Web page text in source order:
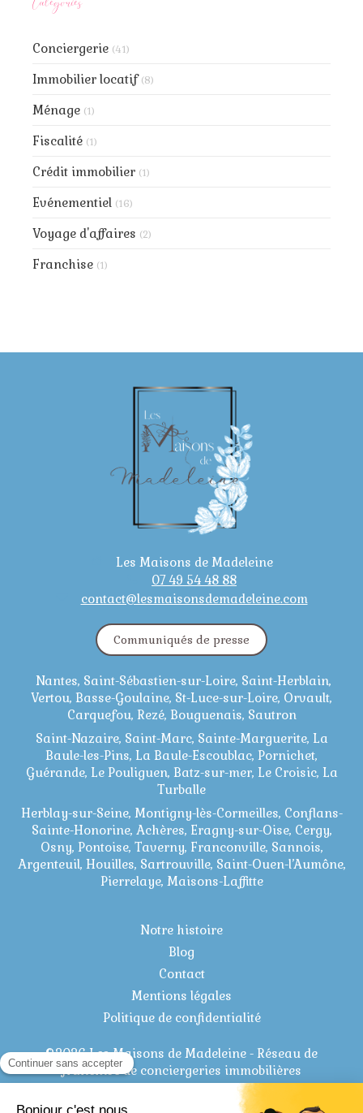
Conciergerie (41)
Immobilier locatif (8)
Ménage (1)
Fiscalité (1)
Crédit immobilier (1)
Evénementiel (16)
Voyage d'affaires (2)
Franchise (1)
Les Maisons de Madeleine
07 49 54 48 88
contact@lesmaisonsdemadeleine.com
Communiqués de presse
Nantes, Saint-Sébastien-sur-Loire, Saint-Herblain,
Vertou, Basse-Goulaine, St-Luce-sur-Loire, Orvault,
Carquefou, Rezé, Bouguenais, Sautron
Saint-Nazaire, Saint-Marc, Sainte-Marguerite, La
Baule-les-Pins, La Baule-Escoublac, Pornichet,
Guérande, Le Pouliguen, Batz-sur-mer, Le Croisic, La
Turballe
Herblay-sur-Seine, Montigny-lès-Cormeilles, Conflans-
Sainte-Honorine, Achères, Eragny-sur-Oise, Cergy,
Osny, Pontoise, Taverny, Franconville, Sannois,
Argenteuil, Houilles, Sartrouville, Saint-Ouen-l’Aumône,
Pierrelaye, Maisons-Laffitte
Notre histoire
Blog
Contact
Mentions légales
Politique de confidentialité
©2026 Les Maisons de Madeleine - Réseau de
franchise de conciergeries immobilières